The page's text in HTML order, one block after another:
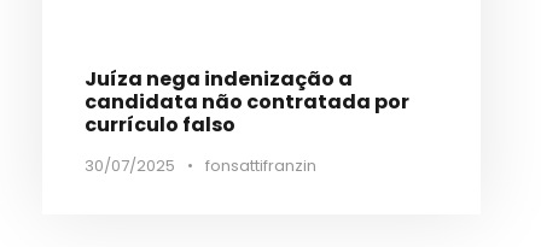
Juíza nega indenização a
candidata não contratada por
currículo falso
30/07/2025 • fonsattifranzin